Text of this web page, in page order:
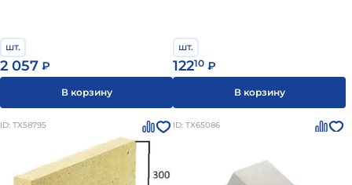
шт.
2 057 ₽
В корзину
шт.
12210 ₽
В корзину
ID: ТХ58795 ID: ТХ65086